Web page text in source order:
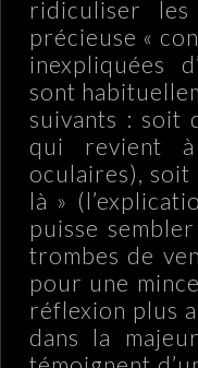
ridiculiser
précieuse «
inexpliquées
sont
suivants : soit
qui revient
oculaires),
là »
puisse
trombes de
pour une
réflexion plus
dans la